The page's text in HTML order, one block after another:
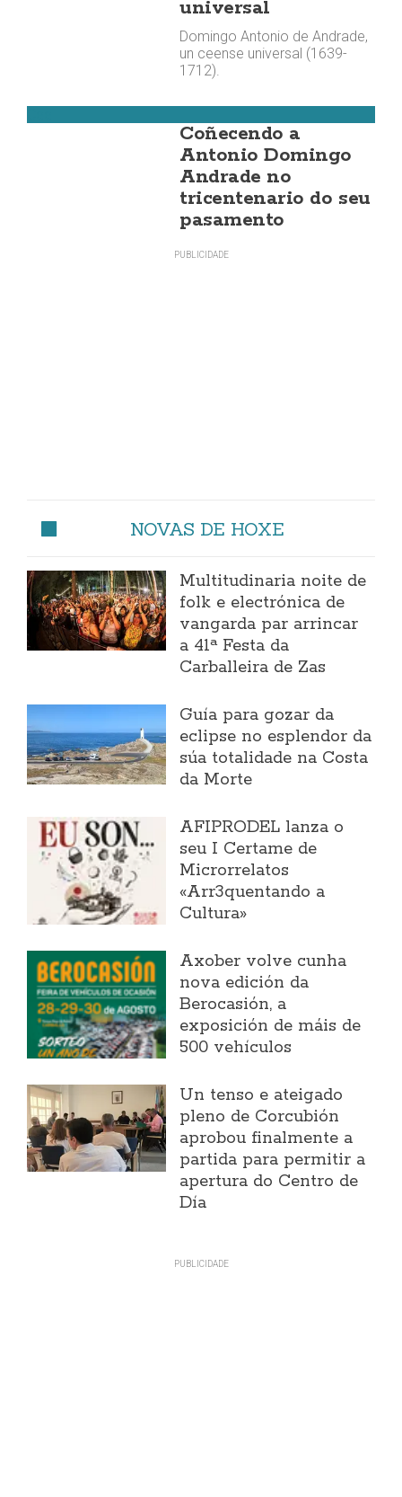
universal
Domingo Antonio de Andrade,
un ceense universal (1639-
1712).
Coñecendo a
Antonio Domingo
Andrade no
tricentenario do seu
pasamento
NOVAS DE HOXE
Multitudinaria noite de
folk e electrónica de
vangarda par arrincar
a 41ª Festa da
Carballeira de Zas
Guía para gozar da
eclipse no esplendor da
súa totalidade na Costa
da Morte
AFIPRODEL lanza o
seu I Certame de
Microrrelatos
«Arr3quentando a
Cultura»
Axober volve cunha
nova edición da
Berocasión, a
exposición de máis de
500 vehículos
Un tenso e ateigado
pleno de Corcubión
aprobou finalmente a
partida para permitir a
apertura do Centro de
Día